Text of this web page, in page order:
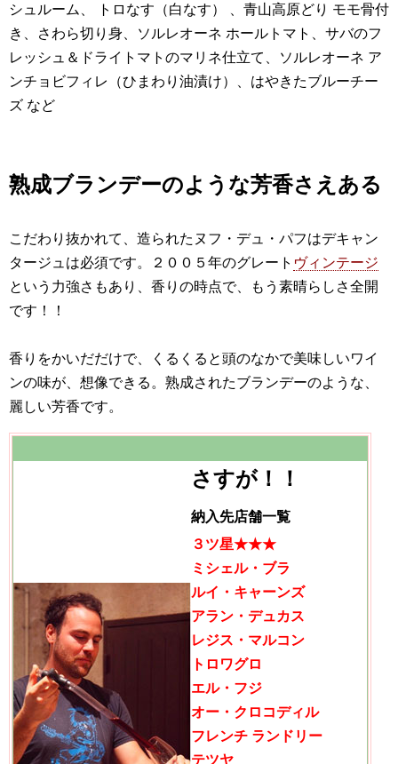
シュルーム、 トロなす（白なす） 、青山高原どり モモ骨付
き、さわら切り身、ソルレオーネ ホールトマト、サバのフ
レッシュ＆ドライトマトのマリネ仕立て、ソルレオーネ ア
ンチョビフィレ（ひまわり油漬け）、はやきたブルーチー
ズ など
熟成ブランデーのような芳香さえある
こだわり抜かれて、造られたヌフ・デュ・パフはデキャン
タージュは必須です。２００５年のグレート ヴィンテージ
という力強さもあり、香りの時点で、もう素晴らしさ全開
です！！
香りをかいだだけで、くるくると頭のなかで美味しいワイ
ンの味が、想像できる。熟成されたブランデーのような、
麗しい芳香です。
さすが！！
納入先店舗一覧
３ツ星★★★
ミシェル・ブラ
ルイ・キャーンズ
アラン・デュカス
レジス・マルコン
トロワグロ
エル・フジ
オー・クロコディル
フレンチ ランドリー
テツヤ